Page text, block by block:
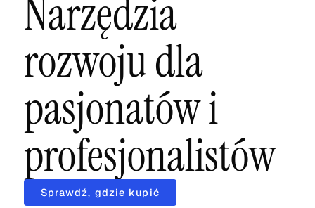
Narzędzia
rozwoju dla
pasjonatów i
profesjonalistów
Sprawdź, gdzie kupić